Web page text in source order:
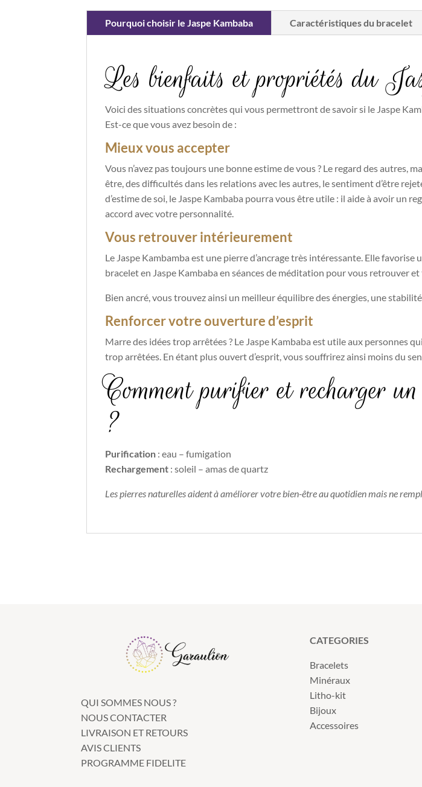
Pourquoi choisir le Jaspe Kambaba Caractéristiques du bracelet
Les bienfaits et propriétés du
Voici des situations concrètes qui vous permettront de savoir si le Jaspe
Est-ce que vous avez besoin de :
Mieux vous accepter
Vous n’avez pas toujours une bonne estime de vous ? Le regard des autres,
être, des difficultés dans les relations avec les autres, le sentiment d’être
d’estime de soi, le Jaspe Kambaba pourra vous être utile : il aide à avoir un
accord avec votre personnalité.
Vous retrouver intérieurement
Le Jaspe Kambamba est une pierre d’ancrage très intéressante. Elle
bracelet en Jaspe Kambaba en séances de méditation pour vous retrouver
Bien ancré, vous trouvez ainsi un meilleur équilibre des énergies, une
Renforcer votre ouverture d’esprit
Marre des idées trop arrêtées ? Le Jaspe Kambaba est utile aux personnes
trop arrêtées. En étant plus ouvert d’esprit, vous souffrirez ainsi moins du
Comment purifier et recharger
?
Purification: eau – fumigation
Rechargement: soleil – amas de quartz
Les pierres naturelles aident à améliorer votre bien-être au quotidien mais ne
QUI SOMMES NOUS ?
NOUS CONTACTER
LIVRAISON ET RETOURS
AVIS CLIENTS
PROGRAMME FIDELITE
CATEGORIES
Bracelets
Minéraux
Litho-kit
Bijoux
Accessoires